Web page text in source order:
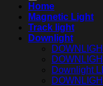
Home
Magnetic Light
Track light
Downlight
Downlight